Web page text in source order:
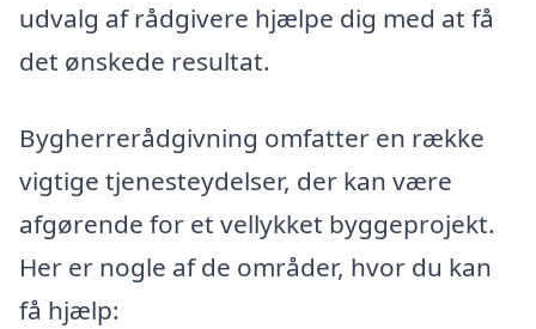
udvalg af rådgivere hjælpe dig med at få
det ønskede resultat.
Bygherrerådgivning omfatter en række
vigtige tjenesteydelser, der kan være
afgørende for et vellykket byggeprojekt.
Her er nogle af de områder, hvor du kan
få hjælp: